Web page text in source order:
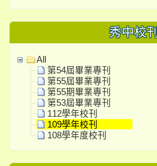
秀中校刊
All
第54屆畢業專刊
第55屆畢業專刊
第55期畢業專刊
第53屆畢業專刊
112學年校刊
109學年校刊
108學年度校刊